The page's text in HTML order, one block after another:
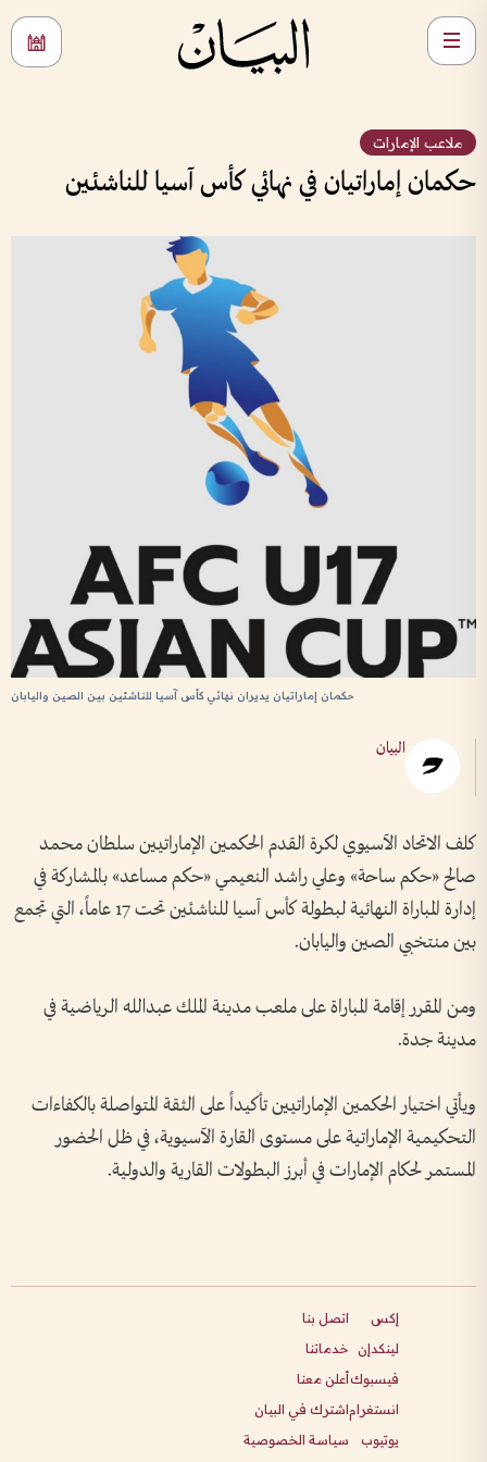
ملاعب الإمارات
حكمان إماراتيان في نهائي كأس آسيا للناشئين
حكمان إماراتيان يديران نهائي كأس آسيا للناشئين بين الصين واليابان
البيان
كلف الاتحاد الآسيوي لكرة القدم الحكمين الإماراتيين سلطان محمد
صالح «حكم ساحة» وعلي راشد النعيمي «حكم مساعد» بالمشاركة في
إدارة المباراة النهائية لبطولة كأس آسيا للناشئين تحت 17 عاماً، التي تجمع
بين منتخبي الصين واليابان.
ومن المقرر إقامة المباراة على ملعب مدينة الملك عبدالله الرياضية في
مدينة جدة.
ويأتي اختيار الحكمين الإماراتيين تأكيداً على الثقة المتواصلة بالكفاءات
التحكيمية الإماراتية على مستوى القارة الآسيوية، في ظل الحضور
المستمر لحكام الإمارات في أبرز البطولات القارية والدولية.
إكس
لينكدإن
فيسبوك
انستغرام
يوتيوب
اتصل بنا
خدماتنا
أعلن معنا
اشترك في البيان
سياسة الخصوصية